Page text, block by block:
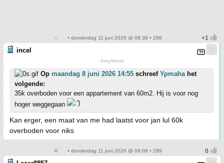
• donderdag 11 juni 2026 @ 08:38 • 288
incel
they/them
Op maandag 8 juni 2026 14:55 schreef Ypmahahet
volgende:
35k overboden voor een appartement van 60m2. Hij is voor nog
hoger weggegaan
Kan erger, een maat van me had laatst voor jan lul 60k
overboden voor niks
• donderdag 11 juni 2026 @ 09:08 • 289